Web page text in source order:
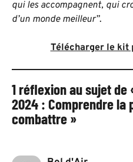
qui les accompagnent, qui
d’un monde meilleur”.
Télécharger le kit
1 réflexion au sujet de
2024 : Comprendre la
combattre »